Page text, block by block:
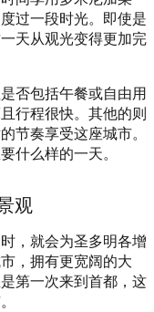
过一段时光。即使是
天从观光变得更加完
否包括午餐或自由用
行程很快。其他的则
节奏享受这座城市。
什么样的一天。
观
，就会为圣多明各增
，拥有更宽阔的大
第一次来到首都，这